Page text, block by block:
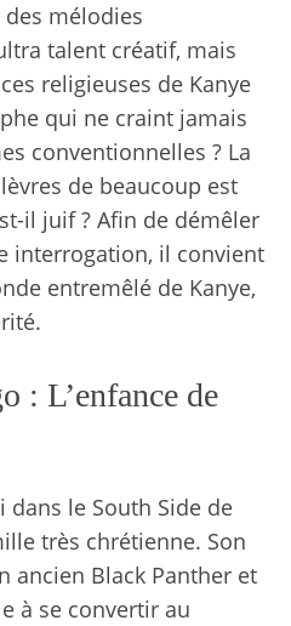
des mélodies
talent créatif, mais
religieuses de Kanye
qui ne craint jamais
conventionnelles ? La
de beaucoup est
il juif ? Afin de démêler
interrogation, il convient
entremêlé de Kanye,
: L’enfance de
dans le South Side de
très chrétienne. Son
ancien Black Panther et
à se convertir au